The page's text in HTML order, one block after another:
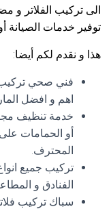
الى تركيب الفلاتر و
توفير خدمات الصيانة
هذا و نقدم لكم أيضا:
فني صحي تركيب
اهم و افضل
خدمة تنظيف
أو الحمامات
المحترف.
تركيب جميع
الفنادق و
سباك تركيب